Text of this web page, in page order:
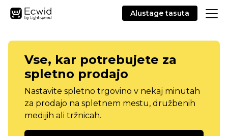
Alustage tasuta
Vse, kar potrebujete za
spletno prodajo
Nastavite spletno trgovino v nekaj minutah
za prodajo na spletnem mestu, družbenih
medijih ali tržnicah.